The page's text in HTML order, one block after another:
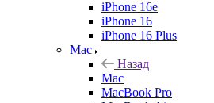
iPhone 16e
iPhone 16
iPhone 16 Plus
Mac
Назад
Mac
MacBook Pro